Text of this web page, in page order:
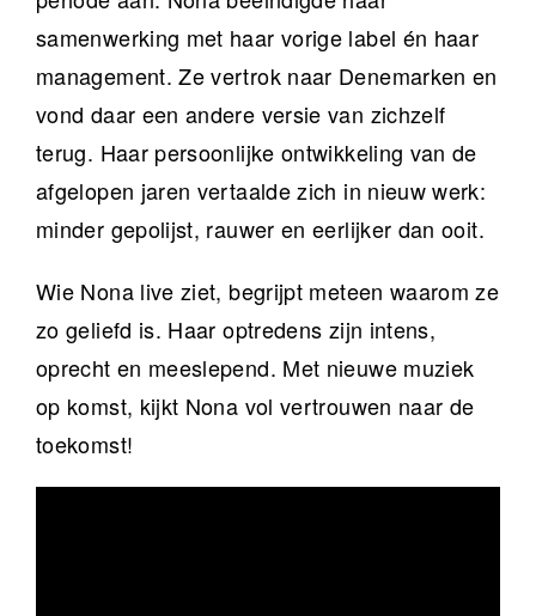
samenwerking met haar vorige label én haar
management. Ze vertrok naar Denemarken en
vond daar een andere versie van zichzelf
terug. Haar persoonlijke ontwikkeling van de
afgelopen jaren vertaalde zich in nieuw werk:
minder gepolijst, rauwer en eerlijker dan ooit.
Wie Nona live ziet, begrijpt meteen waarom ze
zo geliefd is. Haar optredens zijn intens,
oprecht en meeslepend. Met nieuwe muziek
op komst, kijkt Nona vol vertrouwen naar de
toekomst!